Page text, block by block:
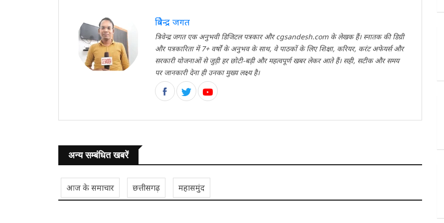
त्रिवेन्द्र जगत
त्रिवेन्द्र जगत एक अनुभवी डिजिटल पत्रकार और cgsandesh.com के लेखक हैं। स्नातक की डिग्री
और पत्रकारिता में 7+ वर्षों के अनुभव के साथ, वे पाठकों के लिए शिक्षा, करियर, करंट अफेयर्स और
सरकारी योजनाओं से जुड़ी हर छोटी-बड़ी और महत्वपूर्ण खबर लेकर आते हैं। सही, सटीक और समय
पर जानकारी देना ही उनका मुख्य लक्ष्य है।
अन्य सम्बंधित खबरें
आज के समाचार छत्तीसगढ़ महासमुंद